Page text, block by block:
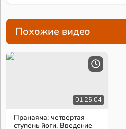
Похожие видео
01:25:04
Пранаяма: четвертая
ступень йоги. Введение